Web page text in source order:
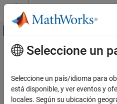
Saltar al contenido
Mostrar/ocultar
Inicio de Documentación
Computational Finance
Contenido principal
How useful
Seleccione un
Seleccione un país/idioma para
está disponible, y ver eventos y
locales. Según su ubicación